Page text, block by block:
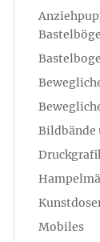
Bildbände
Mobiles